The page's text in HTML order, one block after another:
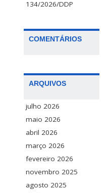
134/2026/DDP
COMENTÁRIOS
ARQUIVOS
julho 2026
maio 2026
abril 2026
março 2026
fevereiro 2026
novembro 2025
agosto 2025